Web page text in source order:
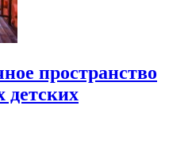
пространство
детских